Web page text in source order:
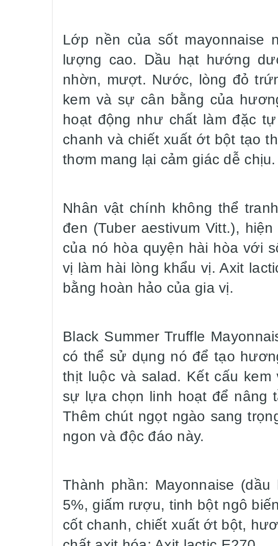
Lớp nền của sốt mayonnaise
lượng cao. Dầu hạt hướng
nhờn, mượt. Nước, lòng đỏ
kem và sự cân bằng của
hoạt động như chất làm đặc
chanh và chiết xuất ớt bột tạo
thơm mang lại cảm giác dễ chịu.
Nhân vật chính không thể
đen (Tuber aestivum Vitt.),
của nó hòa quyện hài hòa với
vị làm hài lòng khẩu vị. Axit
bằng hoàn hảo của gia vị.
Black Summer Truffle
có thể sử dụng nó để tạo
thịt luộc và salad. Kết cấu
sự lựa chọn linh hoạt để nâng
Thêm chút ngọt ngào sang
ngon và độc đáo này.
Thành phần: Mayonnaise
5%, giấm rượu, tinh bột ngô
cốt chanh, chiết xuất ớt bột,